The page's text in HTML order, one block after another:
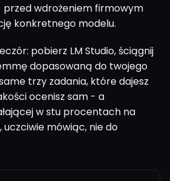
przed wdrożeniem firmowym
konkretnego modelu.
pobierz LM Studio, ściągnij
dopasowaną do twojego
trzy zadania, które dajesz
ocenisz sam - a
w stu procentach na
mówiąc, nie do